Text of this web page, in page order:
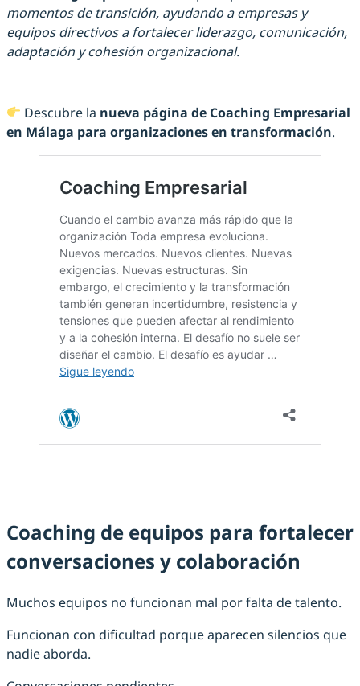
momentos de transición, ayudando a empresas y
equipos directivos a fortalecer liderazgo, comunicación,
adaptación y cohesión organizacional.
Descubre la nueva página de Coaching Empresarial
en Málaga para organizaciones en transformación.
Coaching de equipos para fortalecer
conversaciones y colaboración
Muchos equipos no funcionan mal por falta de talento.
Funcionan con dificultad porque aparecen silencios que
nadie aborda.